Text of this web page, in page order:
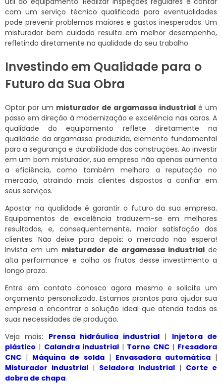
com um serviço técnico qualificado para eventualidades
pode prevenir problemas maiores e gastos inesperados. Um
misturador bem cuidado resulta em melhor desempenho,
refletindo diretamente na qualidade do seu trabalho.
Investindo em Qualidade para o
Futuro da Sua Obra
Optar por um misturador de argamassa industrial é um
passo em direção à modernização e excelência nas obras. A
qualidade do equipamento reflete diretamente na
qualidade da argamassa produzida, elemento fundamental
para a segurança e durabilidade das construções. Ao investir
em um bom misturador, sua empresa não apenas aumenta
a eficiência, como também melhora a reputação no
mercado, atraindo mais clientes dispostos a confiar em
seus serviços.
Apostar na qualidade é garantir o futuro da sua empresa.
Equipamentos de excelência traduzem-se em melhores
resultados, e, consequentemente, maior satisfação dos
clientes. Não deixe para depois: o mercado não espera!
Invista em um misturador de argamassa industrialde
alta performance e colha os frutos desse investimento a
longo prazo.
Entre em contato conosco agora mesmo e solicite um
orçamento personalizado. Estamos prontos para ajudar sua
empresa a encontrar a solução ideal que atenda todas as
suas necessidades de produção.
Veja mais: Prensa hidráulica industrial | Injetora de
plástico | Calandra industrial| Torno CNC| Fresadora
CNC | Máquina de solda| Envasadora automática|
Misturador industrial | Seladora industrial| Corte e
dobra de chapa.